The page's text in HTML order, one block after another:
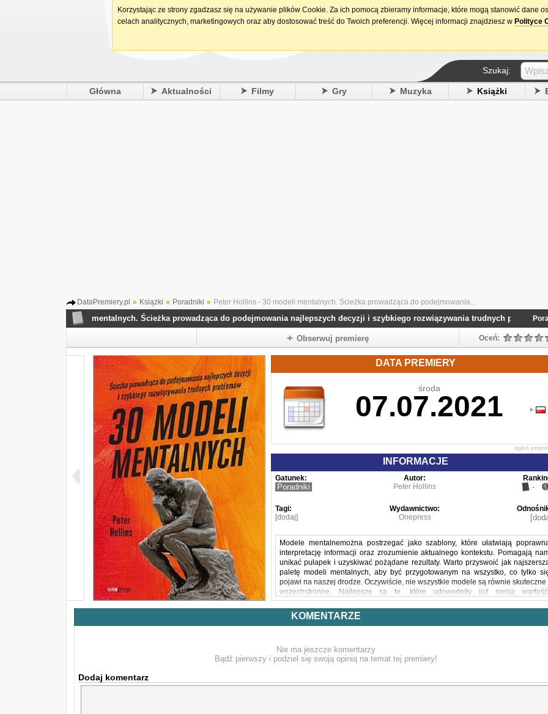
15. urodziny DataPremiery.pl
Szukaj:
Główna Aktualności Filmy Gry Muzyka Książki
DataPremiery.pl » Książki » Poradniki » Peter Hollins - 30 modeli mentalnych. Ścieżka prowadząca do podejmowania...
- 30 modeli mentalnych. Ścieżka prowadząca do podejmowania najlepszych decyzji i szybkiego rozwiązywania trudnych problemów (2021)
Obserwuj premierę Oceń:
DATA PREMIERY
środa
07.07.2021
zgłoś
INFORMACJE
Gatunek:
Poradniki
Autor:
Peter Hollins
-
Tagi:
[dodaj]
Wydawnictwo:
Onepress
Modele mentalnemożna postrzegać jako szablony, które ułatwiają
interpretację informacji oraz zrozumienie aktualnego kontekstu. Pomagają
unikać pułapek i uzyskiwać pożądane rezultaty. Warto przyswoić jak
paletę modeli mentalnych, aby być przygotowanym na wszystko, co tylko
pojawi na naszej drodze. Oczywiście, nie wszystkie modele są równie skuteczne
wszechstronne. Najlepsze są te, które udowodniły już swoją
Zbudowanie osobistej sieci modeli mentalnych bardzo ułatwia funkcjonowanie
świecie!
Dzięki tej szczególnej książce zrozumiesz koncepcję modeli mentalnych i
zobaczyć drogę do celu. Ułatwiają pokonywanie poczucia przytłoczenia
informacjami, skupienie się na ważnych kwestiach i podejmowanie decyzji. W
KOMENTARZE
Nie ma jeszcze komentarzy
Bądź pierwszy i podziel się swoją opinią na temat tej premiery!
Dodaj komentarz
Korzystając ze strony zgadzasz się na używanie plików Cookie. Za ich pomocą zbieramy informacje, które mogą stanowić dane
celach analitycznych, marketingowych oraz aby dostosować treść do Twoich preferencji. Więcej informacji znajdziesz w Polityce